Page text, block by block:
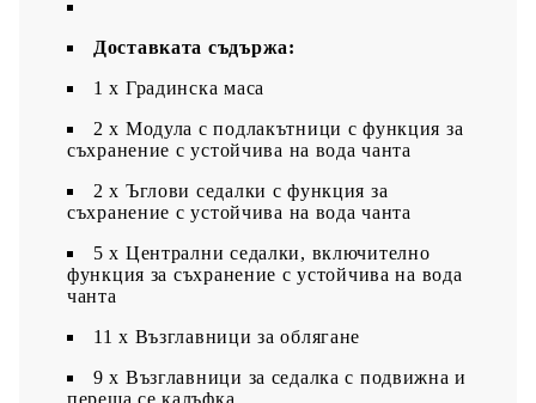
Доставката съдържа:
1 х Градинска маса
2 x Модула с подлакътници с функция за
съхранение с устойчива на вода чанта
2 x Ъглови седалки с функция за
съхранение с устойчива на вода чанта
5 x Централни седалки, включително
функция за съхранение с устойчива на вода
чанта
11 x Възглавници за облягане
9 x Възглавници за седалка с подвижна и
переща се калъфка